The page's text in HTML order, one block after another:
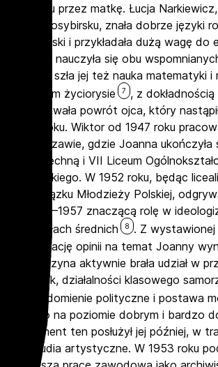
w domu przez matkę. Łucja
w Nowosybirsku, znała dobrze języki
i francuski i przykładała dużą wagę do
Joanna nauczyła się obu
dobrze szła jej też nauka matematyki i
W swoim życiorysie
7
, z
odnotowała powrót ojca, który
1946 roku. Wiktor od 1947 roku
w Warszawie, gdzie Joanna ukończyła
powszechną i VII Liceum
Słowackiego. W 1952 roku, będąc
do Związku Młodzieży Polskiej,
w 1948–1957 znaczącą rolę w
w szkołach średnich
8
. Z
organizację opinii na temat Joanny
dziewczyna aktywnie brała udział w
gazetek, działalności klasowego
„uświadomienie polityczne i postawa
kolejno na poziomie dobrym i bardzo
Dokument ten posłużył jej później, w
na studia artystyczne. W 1953 roku